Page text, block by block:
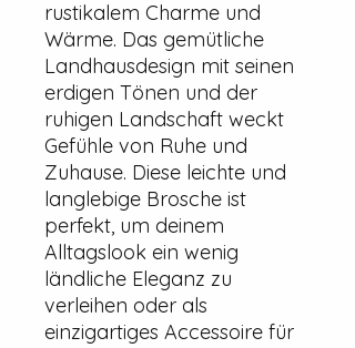
rustikalem Charme und
Wärme. Das gemütliche
Landhausdesign mit seinen
erdigen Tönen und der
ruhigen Landschaft weckt
Gefühle von Ruhe und
Zuhause. Diese leichte und
langlebige Brosche ist
perfekt, um deinem
Alltagslook ein wenig
ländliche Eleganz zu
verleihen oder als
einzigartiges Accessoire für